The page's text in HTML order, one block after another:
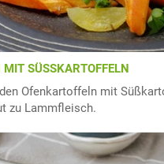
SÜSSKARTOFFELN
Ofenkartoffeln mit
zu Lammfleisch.